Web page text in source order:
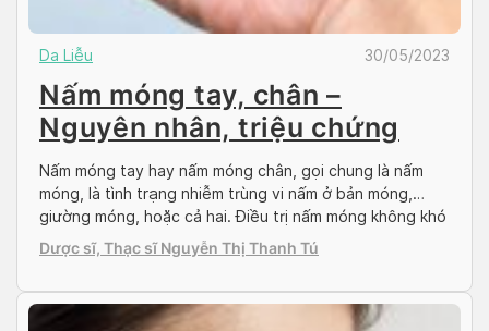
Da Liễu 30/05/2023
Nấm móng tay, chân –
Nguyên nhân, triệu chứng
Nấm móng tay hay nấm móng chân, gọi chung là nấm
móng, là tình trạng nhiễm trùng vi nấm ở bản móng,
giường móng, hoặc cả hai. Điều trị nấm móng không khó
nhưng bệnh này rất dễ tái phát hay lan từ móng này
qua móng khác. Hãy cùng Doctor có sẵn tìm hiểu về […]
Dược sĩ, Thạc sĩ Nguyễn Thị Thanh Tú